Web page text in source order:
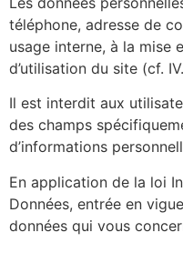
téléphone, adresse de
usage interne, à la
d’utilisation du site (cf.
Il est interdit aux
des champs
d’informations
En application de la loi
Données, entrée en
données qui vous